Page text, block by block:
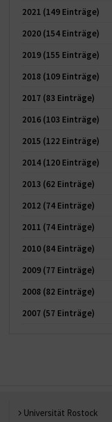
2021 (149 Einträge)
2020 (154 Einträge)
2019 (155 Einträge)
2018 (109 Einträge)
2017 (83 Einträge)
2016 (103 Einträge)
2015 (122 Einträge)
2014 (120 Einträge)
2013 (62 Einträge)
2012 (74 Einträge)
2011 (74 Einträge)
2010 (84 Einträge)
2009 (77 Einträge)
2008 (82 Einträge)
2007 (57 Einträge)
Universität Rostock